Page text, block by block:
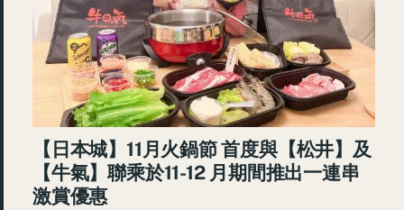
【日本城】11月火鍋節 首度與【松井】及
【牛氣】聯乘於11-12 月期間推出一連串
激賞優惠